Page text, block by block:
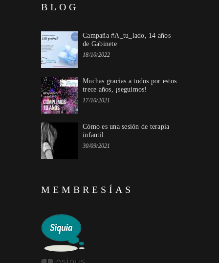
BLOG
Campaña #A_tu_lado, 14 años
de Gabinete
18/10/2022
Muchas gracias a todos por estos
trece años, ¡seguimos!
17/10/2021
Cómo es una sesión de terapia
infantil
30/09/2021
MEMBRESÍAS